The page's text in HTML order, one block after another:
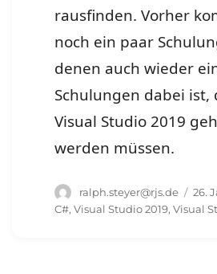
rausfinden. Vorher
noch ein paar
denen auch wieder
Schulungen dabei ist,
Visual Studio 2019
werden müssen.
Autor
ralph.steyer@rjs.de
am
26.
C#,Visual Studio 2019,Visual